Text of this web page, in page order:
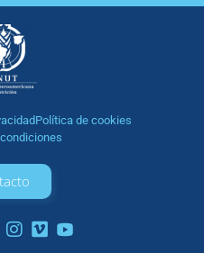
Política de cookies